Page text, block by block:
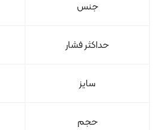
جنس
حداکثر فشار
سایز
حجم